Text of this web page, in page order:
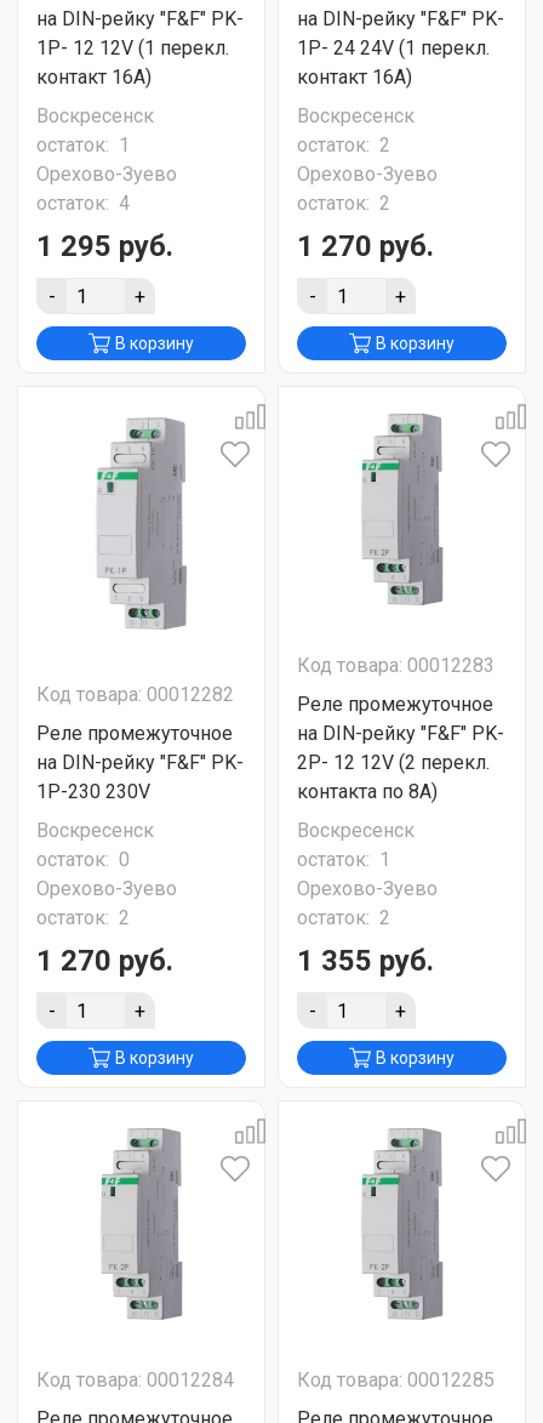
на DIN-рейку "F&F" PK-
1P- 12 12V (1 перекл.
контакт 16А)
Воскресенск
остаток: 1
Орехово-Зуево
остаток: 4
1 295 руб.
- +
В корзину
на DIN-рейку "F&F" PK-
1P- 24 24V (1 перекл.
контакт 16А)
Воскресенск
остаток: 2
Орехово-Зуево
остаток: 2
1 270 руб.
- +
В корзину
Код товара: 00012282
Реле промежуточное
на DIN-рейку "F&F" PK-
1P-230 230V
Воскресенск
остаток: 0
Орехово-Зуево
остаток: 2
1 270 руб.
- +
В корзину
Код товара: 00012283
Реле промежуточное
на DIN-рейку "F&F" PK-
2P- 12 12V (2 перекл.
контакта по 8А)
Воскресенск
остаток: 1
Орехово-Зуево
остаток: 2
1 355 руб.
- +
В корзину
Код товара: 00012284
Код товара: 00012285